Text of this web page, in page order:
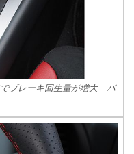
ブレーキ回生量が増大 パ